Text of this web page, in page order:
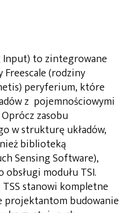
Input) to zintegrowane
(rodziny
peryferium, które
z pojemnościowymi
zasobu
w strukturę układów,
biblioteką
Sensing Software),
modułu TSI.
stanowi kompletne
projektantom budowanie